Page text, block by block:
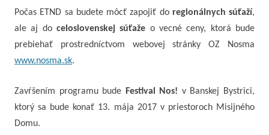
Počas ETND sa budete môcť zapojiť do regionálnych súťaží,
ale aj do celoslovenskej súťaže o vecné ceny, ktorá bude
prebiehať prostredníctvom webovej stránky OZ Nosma
www.nosma.sk.
Zavŕšením programu bude Festival Nos! v Banskej Bystrici,
ktorý sa bude konať 13. mája 2017 v priestoroch Misijného
Domu.